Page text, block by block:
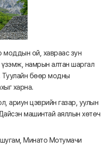
моддын ой, хавраас зун
намрын алтан шаргал
бөөр модны
харна.
ариун цэврийн газар, уулын
машинтай аяллын хөтөч
Минато Мотумачи